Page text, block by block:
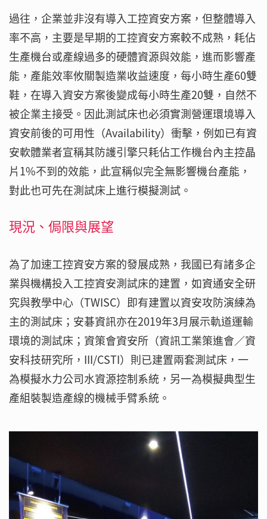
過往，企業並非沒有導入工控資安方案，但整體導入
率不高，主要是早期的工控資安方案較不成熟，耗佔
生產機台或產線過多的硬體資源與效能，進而影響產
能，產能效率攸關製造業收益速度，每小時生產60雙
鞋，在導入資安方案後變成每小時生產20雙，自然不
被企業主接受。因此測試床也必須實測營運環境導入
資安前後的可用性（Availability）衝擊，例如已有資
安軟體業者宣稱其防護引擎只耗佔工作機台內主控晶
片1%不到的效能，此宣稱似完全無影響機台產能，
對此也可先在測試床上進行模擬測試。
現況、侷限與展望
為了加速工控資安方案的發展成熟，我國已有諸多企
業與機構投入工控資安測試床的建置，如資通安全研
究與教學中心（TWISC）即有建置以資安攻防演練為
主的測試床；安碁資訊亦在2019年3月展示軌道運輸
環境的測試床；資策會資安所（資訊工業策進會／資
安科技研究所，III/CSTI）則已建置兩套測試床，一
為模擬水力公司水資源控制系統，另一為模擬典型生
產組裝製造產線的機械手臂系統。